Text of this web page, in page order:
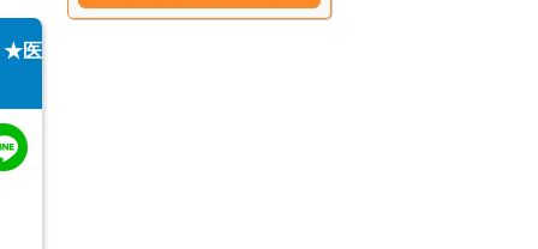
★医